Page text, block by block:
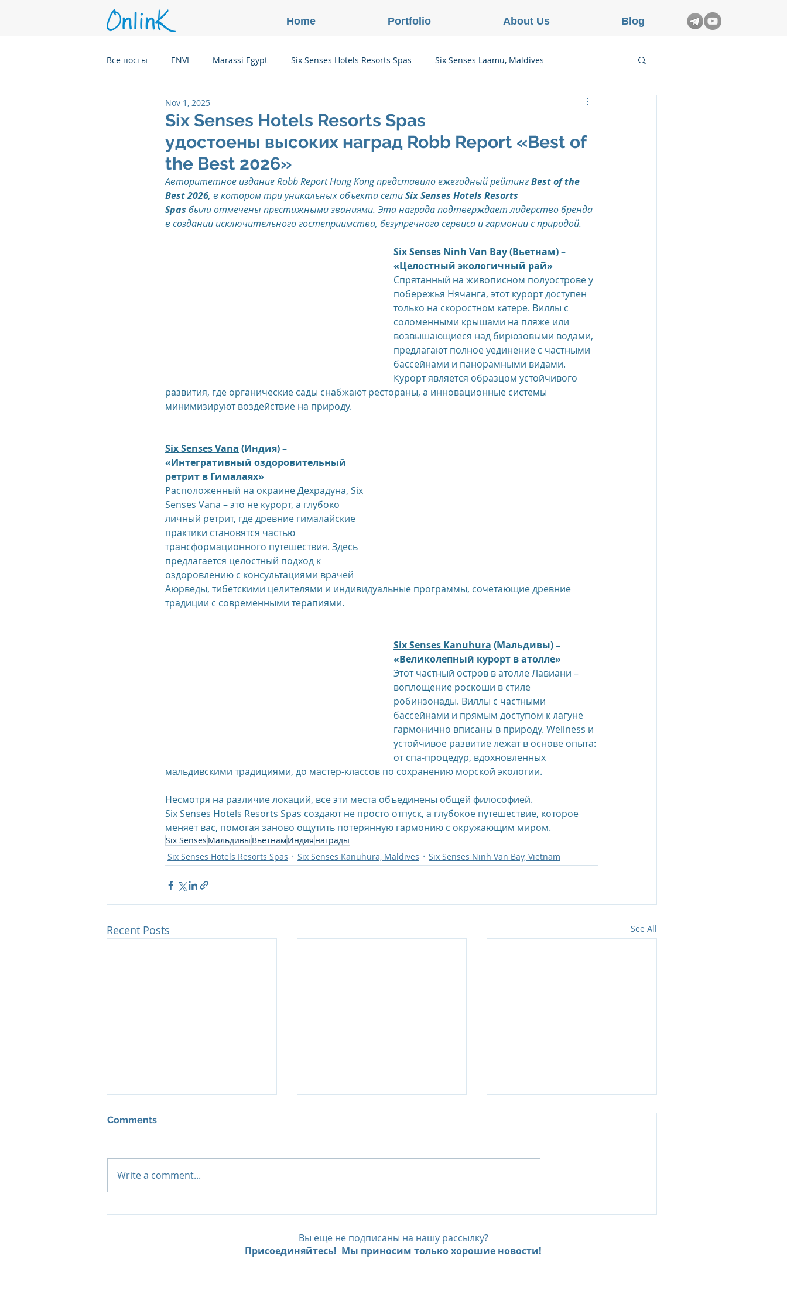
Все посты ENVI Marassi Egypt Six Senses Hotels Resorts Spas Six Senses Laamu, Maldives
Six Senses Kanuhura, Maldives
Six Senses Kaplankaya, Turkey Six Senses Douro Valley, Portugal Six Senses Courchevel, France
Six Senses Rome, Italy Six Senses Zil Pasyon, Seychelles Six Senses Vana, Индия
Oberoi Hotels & Resorts
The Oberoi Bali, Indonesia The Oberoi Lombok, Indonesia
The Oberoi Sahl Hasheesh, Egypt The Oberoi Zahra, Egypt
InterContinental Phuket Resort Regent Bali Canggu Eclat Beijing
Six Senses Hotels Resorts Spas
удостоены высоких наград Robb Report «Best of
the Best 2026»
Nov 1, 2025
Авторитетное издание Robb Report Hong Kong представило ежегодный рейтинг Best of the
Best 2026, в котором три уникальных объекта сети Six Senses Hotels Resorts
Spas были отмечены престижными званиями. Эта награда подтверждает лидерство бренда
в создании исключительного гостеприимства, безупречного сервиса и гармонии с природой.
Six Senses Ninh Van Bay (Вьетнам) –
«Целостный экологичный рай»
Спрятанный на живописном полуострове у
побережья Нячанга, этот курорт доступен
только на скоростном катере. Виллы с
соломенными крышами на пляже или
возвышающиеся над бирюзовыми водами,
предлагают полное уединение с частными
бассейнами и панорамными видами.
Курорт является образцом устойчивого
развития, где органические сады снабжают рестораны, а инновационные системы
минимизируют воздействие на природу.
Six Senses Vana (Индия) –
«Интегративный оздоровительный
ретрит в Гималаях»
Расположенный на окраине Дехрадуна, Six
Senses Vana – это не курорт, а глубоко
личный ретрит, где древние гималайские
практики становятся частью
трансформационного путешествия. Здесь
предлагается целостный подход к
оздоровлению с консультациями врачей
Аюрведы, тибетскими целителями и индивидуальные программы, сочетающие древние
традиции с современными терапиями.
Six Senses Kanuhura (Мальдивы) –
«Великолепный курорт в атолле»
Этот частный остров в атолле Лавиани –
воплощение роскоши в стиле
робинзонады. Виллы с частными
бассейнами и прямым доступом к лагуне
гармонично вписаны в природу. Wellness и
устойчивое развитие лежат в основе опыта:
от спа-процедур, вдохновленных
мальдивскими традициями, до мастер-классов по сохранению морской экологии.
Несмотря на различие локаций, все эти места объединены общей философией.
Six Senses Hotels Resorts Spas создают не просто отпуск, а глубокое путешествие, которое
меняет вас, помогая заново ощутить потерянную гармонию с окружающим миром.
Six Senses Мальдивы Вьетнам Индия награды
Six Senses Hotels Resorts Spas
Six Senses Kanuhura, Maldives Six Senses Ninh Van Bay, Vietnam
Recent Posts See All
Less, Stay More
предложение для
Comments
Write a comment...
Вы еще не подписаны на нашу рассылку?
Присоединяйтесь! Мы приносим только хорошие новости!
Home Portfolio About Us Blog